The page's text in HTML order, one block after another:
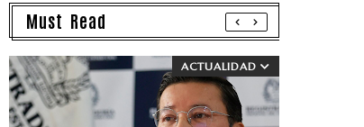
Must Read
ACTUALIDAD